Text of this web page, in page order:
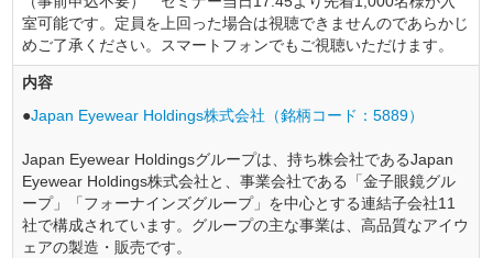
室可能です。定員を上回った場合は視聴できませんのであらかじ
めご了承ください。スマートフォンでもご視聴いただけます。
内容
●Japan Eyewear Holdings株式会社（銘柄コード：5889）
Japan Eyewear Holdingsグループは、持ち株会社であるJapan
Eyewear Holdings株式会社と、事業会社である「金子眼鏡グル
ープ」「フォーナインズグループ」を中心とする連結子会社11
社で構成されています。グループの主な事業は、高品質なアイウ
ェアの製造・販売です。